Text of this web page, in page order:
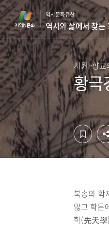
컨
텐
츠
영
역
바
로
가
기
하
단
영
역
바
로
가
기
역사문화유산
역사와 삶에서 찾는
서원 ·향
황극
북송의 학
않고 학문
학(先天學